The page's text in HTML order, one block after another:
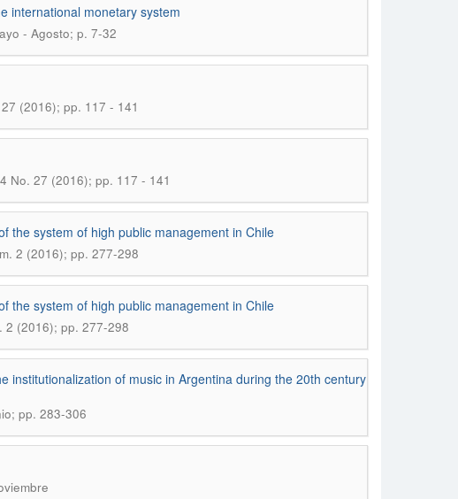
international monetary system
- Agosto; p. 7-32
(2016); pp. 117 - 141
No. 27 (2016); pp. 117 - 141
the system of high public management in Chile
2 (2016); pp. 277-298
the system of high public management in Chile
2 (2016); pp. 277-298
institutionalization of music in Argentina during the 20th century
pp. 283-306